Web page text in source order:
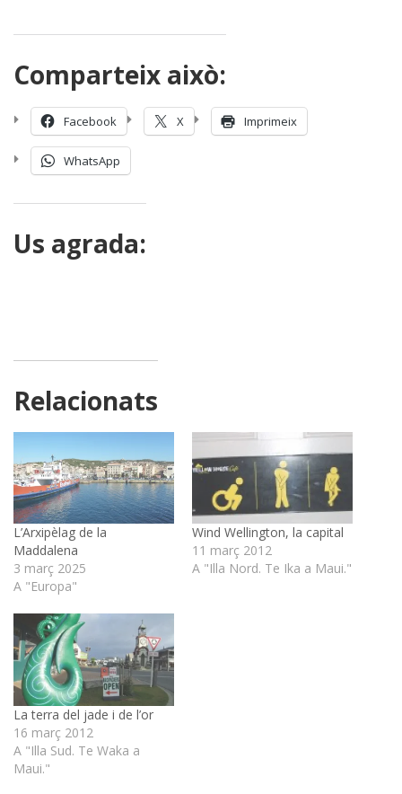
Comparteix això:
Facebook X Imprimeix
WhatsApp
Us agrada:
Relacionats
L’Arxipèlag de la
Maddalena
3 març 2025
A "Europa"
Wind Wellington, la capital
11 març 2012
A "Illa Nord. Te Ika a Maui."
La terra del jade i de l’or
16 març 2012
A "Illa Sud. Te Waka a
Maui."